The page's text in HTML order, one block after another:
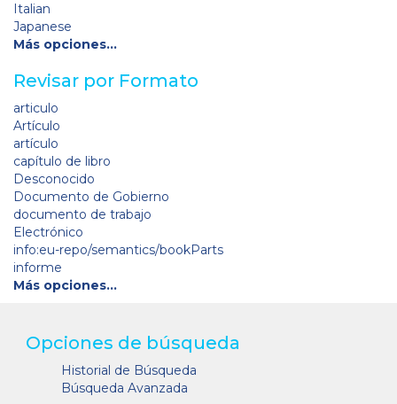
Italian
Japanese
Más opciones…
Revisar por Formato
articulo
Artículo
artículo
capítulo de libro
Desconocido
Documento de Gobierno
documento de trabajo
Electrónico
info:eu-repo/semantics/bookParts
informe
Más opciones…
Opciones de búsqueda
Historial de Búsqueda
Búsqueda Avanzada